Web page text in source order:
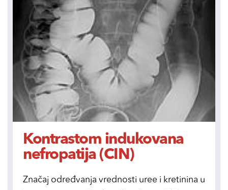
Kontrastom indukovana
nefropatija (CIN)
Značaj određvanja vrednosti uree i kretinina u